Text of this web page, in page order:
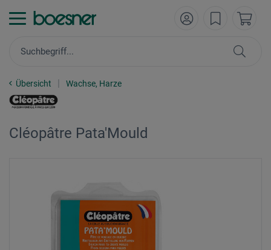
Übersicht Wachse, Harze
Cléopâtre Pata'Mould